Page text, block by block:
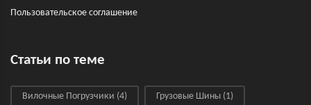
Пользовательское соглашение
Статьи по теме
Вилочные Погрузчики (4) Грузовые Шины (1)